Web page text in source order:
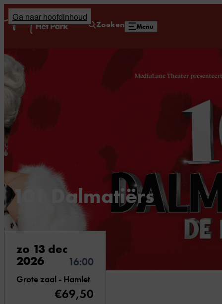
Ga naar hoofdinhoud
Zoeken Menu
Home
101 Dalmatiërs
zo 13 dec
2026 16:00
Grote zaal - Hamlet
€69,50